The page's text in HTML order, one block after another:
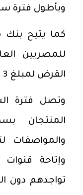
وبأطول فترة سداد
كما يتيح
للمصريين
القرض لمبلغ 3 ملايين جنيه مصري.
المنتجان
والمواصفات
وإتاحة
تواجدهم دون